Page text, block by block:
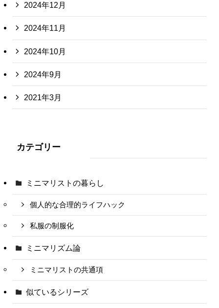
2024年12月
2024年11月
2024年10月
2024年9月
2021年3月
カテゴリー
ミニマリストの暮らし
個人的な合理的ライフハック
私服の制服化
ミニマリズム論
ミニマリストの共通項
似ているシリーズ